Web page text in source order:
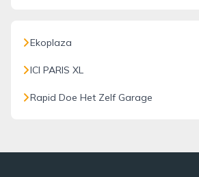
Ekoplaza
ICI PARIS XL
Rapid Doe Het Zelf Garage